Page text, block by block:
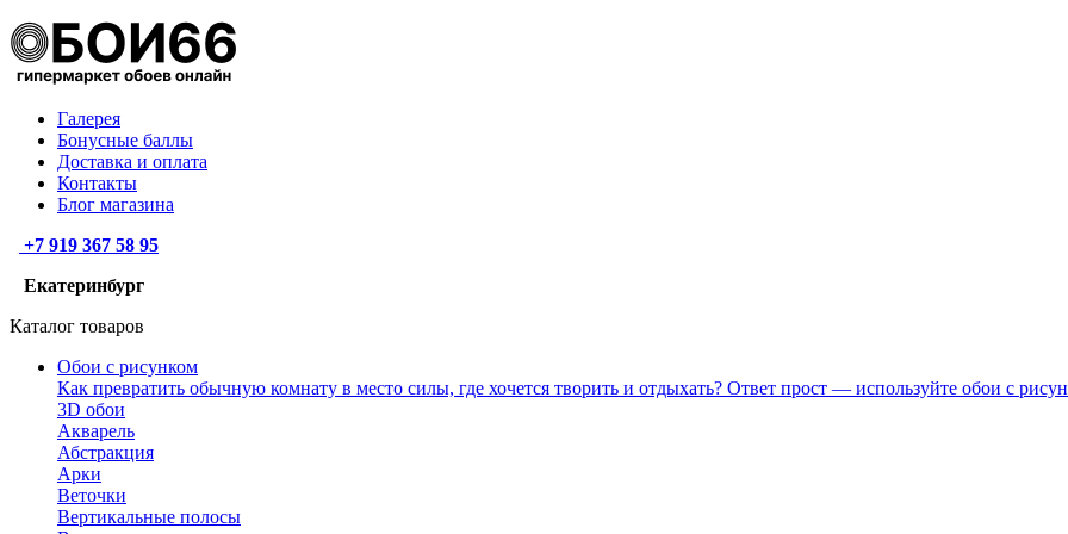
Галерея
Бонусные баллы
Доставка и оплата
Контакты
Блог магазина
+7 919 367 58 95
Екатеринбург
Каталог товаров
Обои с рисунком
Как превратить обычную комнату в место силы, где хочется творить и отдыхать? Ответ прост — используйте обои с
3D обои
Акварель
Абстракция
Арки
Веточки
Вертикальные полосы